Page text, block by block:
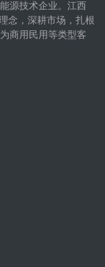
源技术企业。江西
念，深耕市场，扎根
商用民用等类型客